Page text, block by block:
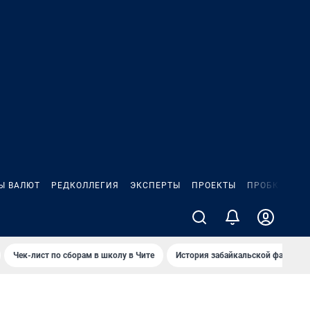
ВАЛЮТ РЕДКОЛЛЕГИЯ ЭКСПЕРТЫ ПРОЕКТЫ ПРОБКИ
Чек-лист по сборам в школу в Чите История забайкальской фамилии